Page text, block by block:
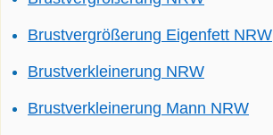
Brustvergrößerung Eigenfett NRW
Brustverkleinerung NRW
Brustverkleinerung Mann NRW